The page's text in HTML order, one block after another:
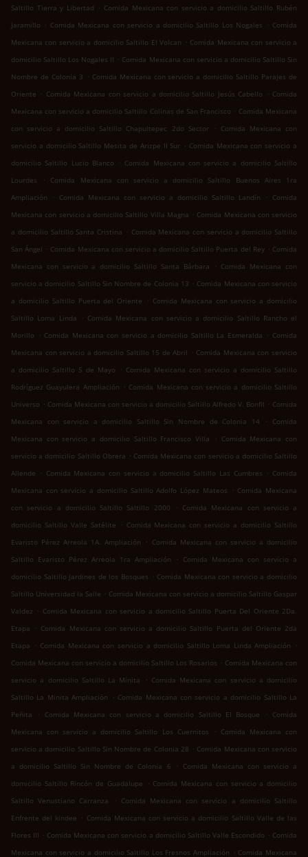
Saltillo Tierra y Libertad . Comida Mexicana con servicio a domicilio Saltillo Rubén
Jaramillo . Comida Mexicana con servicio a domicilio Saltillo Los Nogales . Comida
Mexicana con servicio a domicilio Saltillo El Volcan . Comida Mexicana con servicio a
domicilio Saltillo Los Nogales II . Comida Mexicana con servicio a domicilio Saltillo Sin
Nombre de Colonia 3 . Comida Mexicana con servicio a domicilio Saltillo Parajes de
Oriente . Comida Mexicana con servicio a domicilio Saltillo Jesús Cabello . Comida
Mexicana con servicio a domicilio Saltillo Colinas de San Francisco . Comida Mexicana
con servicio a domicilio Saltillo Chapultepec 2do Sector
. Comida Mexicana con
servicio a domicilio Saltillo Mesita de Arizpe II Sur . Comida Mexicana con servicio a
domicilio Saltillo Lucio Blanco
. Comida Mexicana con servicio a domicilio Saltillo
Lourdes
.
Comida Mexicana con servicio a domicilio Saltillo Buenos Aires 1ra
Ampliación
. Comida Mexicana con servicio a domicilio Saltillo Landín . Comida
Mexicana con servicio a domicilio Saltillo Villa Magna . Comida Mexicana con servicio
a domicilio Saltillo Santa Cristina . Comida Mexicana con servicio a domicilio Saltillo
San Ángel . Comida Mexicana con servicio a domicilio Saltillo Puerta del Rey . Comida
Mexicana con servicio a domicilio Saltillo Santa Bárbara
. Comida Mexicana con
servicio a domicilio Saltillo Sin Nombre de Colonia 13 . Comida Mexicana con servicio
a domicilio Saltillo Puerta del Oriente
. Comida Mexicana con servicio a domicilio
Saltillo Loma Linda
. Comida Mexicana con servicio a domicilio Saltillo Rancho el
Morillo
. Comida Mexicana con servicio a domicilio Saltillo La Esmeralda . Comida
Mexicana con servicio a domicilio Saltillo 15 de Abril . Comida Mexicana con servicio
a domicilio Saltillo 5 de Mayo
. Comida Mexicana con servicio a domicilio Saltillo
Rodríguez Guayulera Ampliación . Comida Mexicana con servicio a domicilio Saltillo
Universo . Comida Mexicana con servicio a domicilio Saltillo Alfredo V. Bonfil . Comida
Mexicana con servicio a domicilio Saltillo Sin Nombre de Colonia 14
.
Comida
Mexicana con servicio a domicilio Saltillo Francisco Villa
. Comida Mexicana con
servicio a domicilio Saltillo Obrera . Comida Mexicana con servicio a domicilio Saltillo
Allende
. Comida Mexicana con servicio a domicilio Saltillo Las Cumbres . Comida
Mexicana con servicio a domicilio Saltillo Adolfo López Mateos
. Comida Mexicana
con servicio a domicilio Saltillo Saltillo 2000
. Comida Mexicana con servicio a
domicilio Saltillo Valle Satélite
. Comida Mexicana con servicio a domicilio Saltillo
Evaristo Pérez Arreola 1A. Ampliación
. Comida Mexicana con servicio a domicilio
Saltillo Evaristo Pérez Arreola 1ra Ampliación
. Comida Mexicana con servicio a
domicilio Saltillo Jardines de los Bosques . Comida Mexicana con servicio a domicilio
Saltillo Universidad la Salle . Comida Mexicana con servicio a domicilio Saltillo Gaspar
Valdez . Comida Mexicana con servicio a domicilio Saltillo Puerta Del Oriente 2Da.
Etapa
. Comida Mexicana con servicio a domicilio Saltillo Puerta del Oriente 2da
Etapa
. Comida Mexicana con servicio a domicilio Saltillo Loma Linda Ampliación
.
Comida Mexicana con servicio a domicilio Saltillo Los Rosarios . Comida Mexicana con
servicio a domicilio Saltillo La Minita
. Comida Mexicana con servicio a domicilio
Saltillo La Minita Ampliación
. Comida Mexicana con servicio a domicilio Saltillo La
Peñita
. Comida Mexicana con servicio a domicilio Saltillo El Bosque . Comida
Mexicana con servicio a domicilio Saltillo Los Cuernitos
. Comida Mexicana con
servicio a domicilio Saltillo Sin Nombre de Colonia 28 . Comida Mexicana con servicio
a domicilio Saltillo Sin Nombre de Colonia 6
. Comida Mexicana con servicio a
domicilio Saltillo Rincón de Guadalupe
. Comida Mexicana con servicio a domicilio
Saltillo Venustiano Carranza
. Comida Mexicana con servicio a domicilio Saltillo
Enfrente del kindee . Comida Mexicana con servicio a domicilio Saltillo Valle de las
Flores III . Comida Mexicana con servicio a domicilio Saltillo Valle Escondido . Comida
Mexicana con servicio a domicilio Saltillo Los Fresnos Ampliación . Comida Mexicana